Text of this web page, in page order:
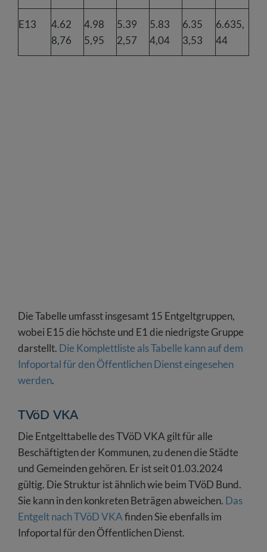
E13
4.62
8,76
4.98
5,95
5.39
2,57
5.83
4,04
6.35
3,53
6.635,
44
Die Tabelle umfasst insgesamt 15 Entgeltgruppen,
wobei E15 die höchste und E1 die niedrigste Gruppe
darstellt. Die Komplettliste als Tabelle kann auf dem
Infoportal für den Öffentlichen Dienst eingesehen
werden.
TVöD VKA
Die Entgelttabelle des TVöD VKA gilt für alle
Beschäftigten der Kommunen, zu denen die Städte
und Gemeinden gehören. Er ist seit 01.03.2024
gültig. Die Struktur ist ähnlich wie beim TVöD Bund.
Sie kann in den konkreten Beträgen abweichen. Das
Entgelt nach TVöD VKAfinden Sie ebenfalls im
Infoportal für den Öffentlichen Dienst.